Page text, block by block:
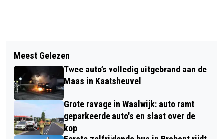
GEMEENTE LOON OP ZAND ZIET AF
VAN UITDIEPEN VIJVER
AMERIKASTRAAT
OPVARENDE RAAKT GEWOND BIJ
BRAND OP BOOT IN WASPIK
Meest Gelezen
Twee auto’s volledig uitgebrand aan de
Maas in Kaatsheuvel
Grote ravage in Waalwijk: auto ramt
geparkeerde auto's en slaat over de
kop